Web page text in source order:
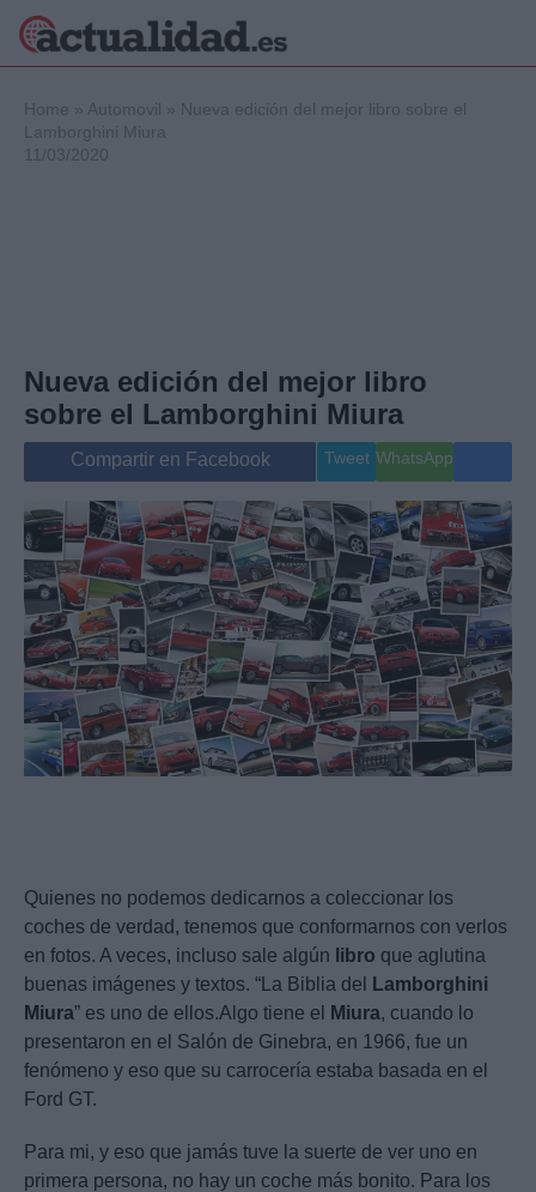
Internacional
Viajes
Gente
Musica
Home » Automovil » Nueva edición del mejor libro sobre el
Lamborghini Miura
11/03/2020
Nueva edición del mejor libro
sobre el Lamborghini Miura
Compartir en Facebook Tweet WhatsApp
Quienes no podemos dedicarnos a coleccionar los
coches de verdad, tenemos que conformarnos con verlos
en fotos. A veces, incluso sale algún libro que aglutina
buenas imágenes y textos. “La Biblia del
Lamborghini
Miura” es uno de ellos.Algo tiene el Miura, cuando lo
presentaron en el Salón de Ginebra, en 1966, fue un
fenómeno y eso que su carrocería estaba basada en el
Ford GT.
Para mi, y eso que jamás tuve la suerte de ver uno en
primera persona, no hay un coche más bonito. Para los